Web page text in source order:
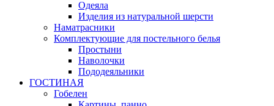
Одеяла
Изделия из натуральной шерсти
Наматраcники
Комплектующие для постельного белья
Простыни
Наволочки
Пододеяльники
ГОСТИНАЯ
Гобелен